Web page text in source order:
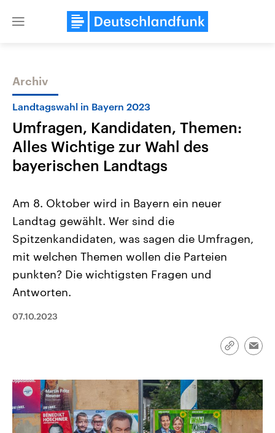
Close
Themen
2026
Alle Informationen
Sachsen-Anhalt wählt am 6.
September 2026 einen neuen
Landtag. Seit 2021 wird das
Bundesland von einer Koalition aus
CDU, SPD und FDP regiert.-
Umfragen, Prognosen,
und Hintergründe zu den Parteien
und Kandidaten der anstehenden
Aktuelle Beiträge,
Hintergründe
Wirtschaftlich und
gehören die Vereinigten
den mächtigsten Ländern
mit großem Einfluss auf
aktuelle Weltgeschehen.
Archiv
Landtagswahl in Bayern 2023
Umfragen, Kandidaten, Themen:
Alles Wichtige zur Wahl des
bayerischen Landtags
Am 8. Oktober wird in Bayern ein neuer
Landtag gewählt. Wer sind die
Spitzenkandidaten, was sagen die Umfragen,
mit welchen Themen wollen die Parteien
punkten? Die wichtigsten Fragen und
Antworten.
07.10.2023
Link